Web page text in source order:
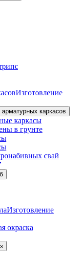
Изготовление
каркасов
каркасы
в грунте
свай
Изготовление
окраска